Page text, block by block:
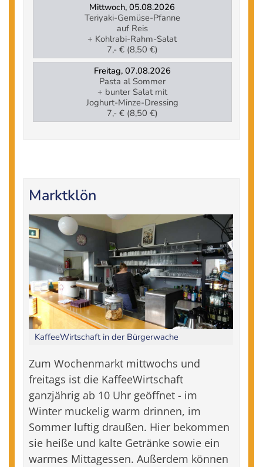
Mittwoch, 05.08.2026
Teriyaki-Gemüse-Pfanne
auf Reis
+ Kohlrabi-Rahm-Salat
7,- € (8,50 €)
Freitag, 07.08.2026
Pasta al Sommer
+ bunter Salat mit
Joghurt-Minze-Dressing
7,- € (8,50 €)
Marktklön
KaffeeWirtschaft in der Bürgerwache
Zum Wochenmarkt mittwochs und
freitags ist die KaffeeWirtschaft
ganzjährig ab 10 Uhr geöffnet - im
Winter muckelig warm drinnen, im
Sommer luftig draußen. Hier bekommen
sie heiße und kalte Getränke sowie ein
warmes Mittagessen. Außerdem können